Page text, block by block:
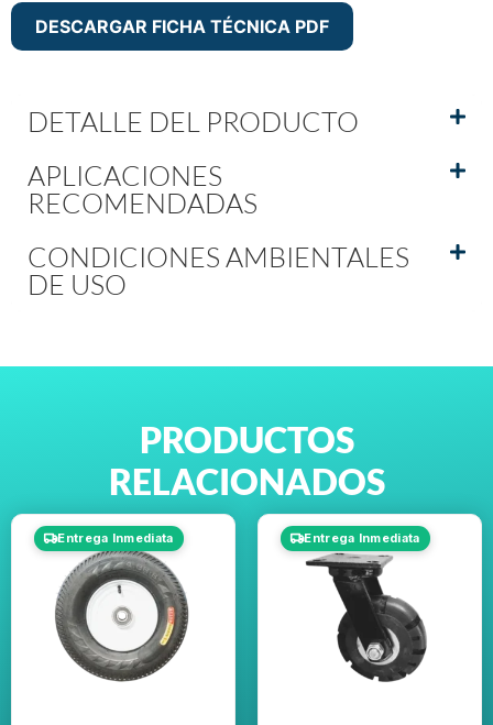
DESCARGAR FICHA TÉCNICA PDF
DETALLE DEL PRODUCTO
APLICACIONES
RECOMENDADAS
CONDICIONES AMBIENTALES
DE USO
PRODUCTOS
RELACIONADOS
Entrega Inmediata Entrega Inmediata